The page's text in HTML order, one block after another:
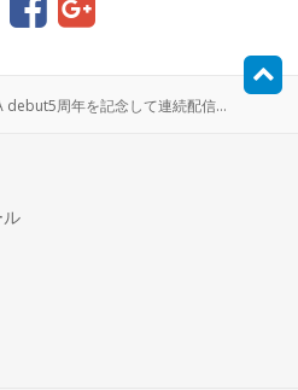
周年を記念して連続配信リリースします！！